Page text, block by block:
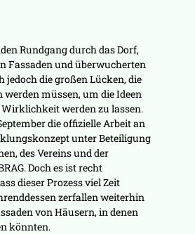
Rundgang durch das Dorf,
Fassaden und überwucherten
jedoch die großen Lücken, die
müssen, um die Ideen
werden zu lassen.
die offizielle Arbeit an
unter Beteiligung
des Vereins und der
Doch es ist recht
dieser Prozess viel Zeit
zerfallen weiterhin
von Häusern, in denen
könnten.